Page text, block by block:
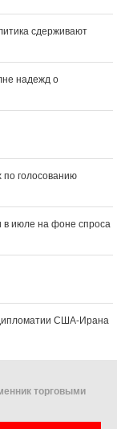
сдерживают
надежд о
голосованию
в июле на фоне спроса
США‑Ирана
торговыми